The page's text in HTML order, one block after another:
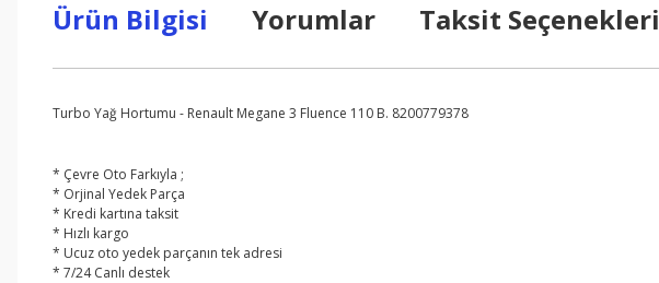
Ürün Bilgisi Yorumlar Taksit Seçenekleri
Turbo Yağ Hortumu - Renault Megane 3 Fluence 110 B. 8200779378
* Çevre Oto Farkıyla ;
* Orjinal Yedek Parça
* Kredi kartına taksit
* Hızlı kargo
* Ucuz oto yedek parçanın tek adresi
* 7/24 Canlı destek